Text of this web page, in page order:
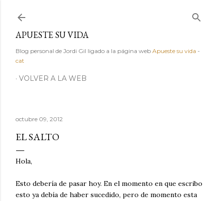
APUESTE SU VIDA
Blog personal de Jordi Gil ligado a la página web Apueste su vida -
cat
VOLVER A LA WEB
octubre 09, 2012
EL SALTO
Hola,
Esto debería de pasar hoy. En el momento en que escribo
esto ya debía de haber sucedido, pero de momento esta